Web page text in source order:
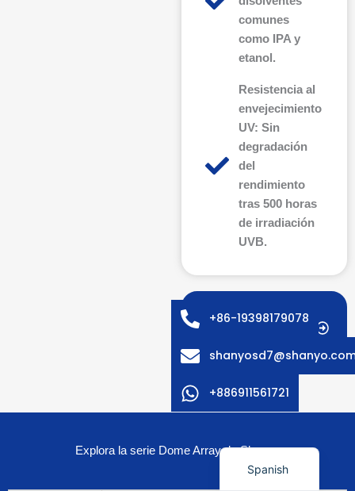
comunes
como IPA y
etanol.
Resistencia al
envejecimiento
UV: Sin
degradación
del
rendimiento
tras 500 horas
de irradiación
UVB.
¿Necesita una
Explora la serie Dome Array de Shanyo
+86-19398179078
+886911561721
Spanish
English
Japanese
Korean
German
Italian